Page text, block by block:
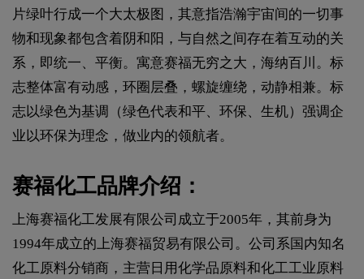
片绿叶行成一个大太极图，其意指浩瀚宇宙间的一切事
物和现象都包含着阴和阳，与自然之间存在着互动的关
系，即统一、平衡。寓意赛福无穷之大，海纳百川。标
志整体富有动感，环圈层叠，螺旋缠绕，动静相兼。标
志以绿色为基调（绿色代表和平、环保、生机）强调企
业以环保为理念，做业内的领航者。
赛福化工品牌介绍：
上海赛福化工发展有限公司成立于2005年，其前身为
1994年成立的上海赛福贸易有限公司。公司系国内知名
化工原料分销商，主营日用化学品原料和化工工业原料